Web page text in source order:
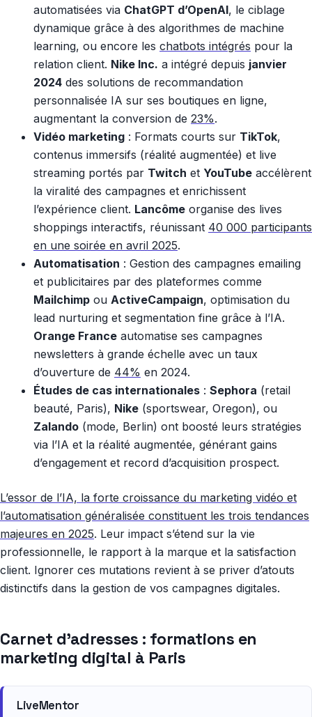
automatisées via ChatGPT d’OpenAI, le ciblage
dynamique grâce à des algorithmes de machine
learning, ou encore les chatbots intégrés pour la
relation client. Nike Inc. a intégré depuis janvier
2024 des solutions de recommandation
personnalisée IA sur ses boutiques en ligne,
augmentant la conversion de 23%.
Vidéo marketing : Formats courts sur TikTok,
contenus immersifs (réalité augmentée) et live
streaming portés par Twitch et YouTube accélèrent
la viralité des campagnes et enrichissent
l’expérience client. Lancôme organise des lives
shoppings interactifs, réunissant 40 000 participants
en une soirée en avril 2025.
Automatisation : Gestion des campagnes emailing
et publicitaires par des plateformes comme
Mailchimp ou ActiveCampaign, optimisation du
lead nurturing et segmentation fine grâce à l’IA.
Orange France automatise ses campagnes
newsletters à grande échelle avec un taux
d’ouverture de 44% en 2024.
Études de cas internationales : Sephora (retail
beauté, Paris), Nike (sportswear, Oregon), ou
Zalando (mode, Berlin) ont boosté leurs stratégies
via l’IA et la réalité augmentée, générant gains
d’engagement et record d’acquisition prospect.
L’essor de l’IA, la forte croissance du marketing vidéo et
l’automatisation généralisée constituent les trois tendances
majeures en 2025. Leur impact s’étend sur la vie
professionnelle, le rapport à la marque et la satisfaction
client. Ignorer ces mutations revient à se priver d’atouts
distinctifs dans la gestion de vos campagnes digitales.
Carnet d’adresses : formations en
marketing digital à Paris
LiveMentor